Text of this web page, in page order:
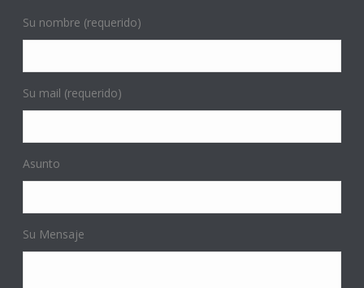
Su nombre (requerido)
Su mail (requerido)
Asunto
Su Mensaje